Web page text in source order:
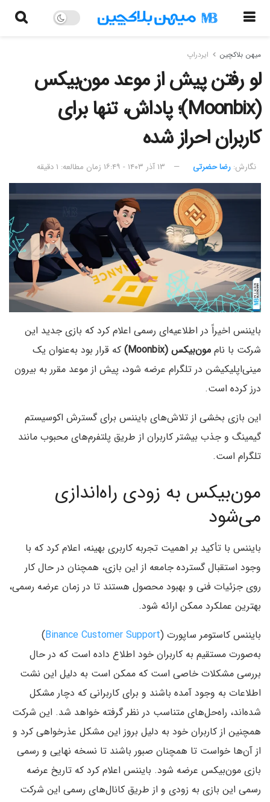
میهن بلاکچین ایردراپ
لو رفتن پیش از موعد مون‌بیکس
(Moonbix)؛ پاداش، تنها برای
کاربران احراز شده
نگارش:‌ رضا حضرتی ۱۳ آذر ۱۴۰۳ - ۱۶:۴۹ زمان مطالعه: ۱ دقیقه
بایننس اخیراً در اطلاعیه‌ای رسمی اعلام کرد که بازی جدید این
شرکت با نام مون‌بیکس (Moonbix)
که قرار بود به‌عنوان یک
مینی‌اپلیکیشن در تلگرام عرضه شود، پیش از موعد مقرر به بیرون
درز کرده است.
این بازی بخشی از تلاش‌های بایننس برای گسترش اکوسیستم
گیمینگ و جذب بیشتر کاربران از طریق پلتفرم‌های محبوب مانند
تلگرام است.
مون‌بیکس به زودی راه‌اندازی
می‌شود
بایننس با تأکید بر اهمیت تجربه کاربری بهینه، اعلام کرد که با
وجود استقبال گسترده جامعه از این بازی، همچنان در حال کار
روی جزئیات فنی و بهبود محصول هستند تا در زمان عرضه رسمی،
بهترین عملکرد ممکن ارائه شود.
بایننس کاستومر ساپورت (Binance Customer Support
)
به‌صورت مستقیم به کاربران خود اطلاع داده است که در حال
بررسی مشکلات خاصی است که ممکن است به دلیل این نشت
اطلاعات به وجود آمده باشند و برای کاربرانی که دچار مشکل
شده‌اند، راه‌حل‌های متناسب در نظر گرفته خواهد شد. این شرکت
همچنین از کاربران خود به دلیل بروز این مشکل عذرخواهی کرد و
از آن‌ها خواست تا همچنان صبور باشند تا نسخه نهایی و رسمی
بازی مون‌بیکس عرضه شود. بایننس اعلام کرد که تاریخ عرضه
رسمی این بازی به زودی و از طریق کانال‌های رسمی این شرکت